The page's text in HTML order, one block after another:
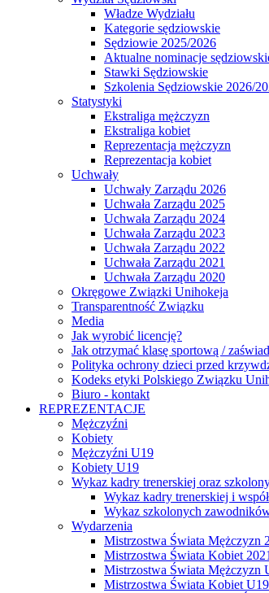
Władze Wydziału
Kategorie sędziowskie
Sędziowie 2025/2026
Aktualne nominacje
Stawki Sędziowskie
Szkolenia Sędziowskie 2026/
Statystyki
Ekstraliga mężczyzn
Ekstraliga kobiet
Reprezentacja mężczyzn
Reprezentacja kobiet
Uchwały
Uchwały Zarządu 2026
Uchwała Zarządu 2025
Uchwała Zarządu 2024
Uchwała Zarządu 2023
Uchwała Zarządu 2022
Uchwała Zarządu 2021
Uchwała Zarządu 2020
Okręgowe Związki Unihokeja
Transparentność Związku
Media
Jak wyrobić licencję?
Jak otrzymać klasę sportową /
Polityka ochrony dzieci przed
Kodeks etyki Polskiego Związku
Biuro - kontakt
REPREZENTACJE
Mężczyźni
Kobiety
Mężczyźni U19
Kobiety U19
Wykaz kadry trenerskiej oraz
Wykaz kadry trenerskiej i
Wykaz szkolonych
Wydarzenia
Mistrzostwa Świata Mężczyzn
Mistrzostwa Świata Kobiet 2021
Mistrzostwa Świata Mężczyzn
Mistrzostwa Świata Kobiet